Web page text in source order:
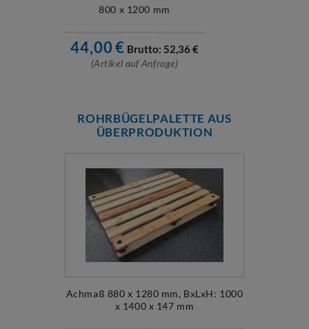
800 x 1200 mm
44,00€ Brutto: 52,36€
(Artikel auf Anfrage)
ROHRBÜGELPALETTE AUS
ÜBERPRODUKTION
Achmaß 880 x 1280 mm, BxLxH: 1000
x 1400 x 147 mm